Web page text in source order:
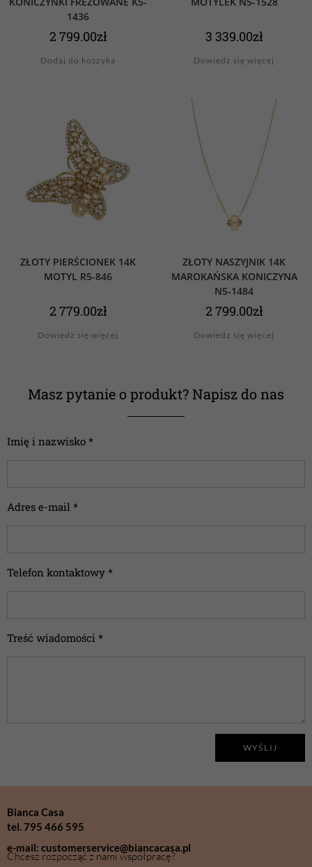
1436
2 799.00zł
Dodaj do koszyka
3 339.00zł
Dowiedz się więcej
ZŁOTY PIERŚCIONEK 14K
MOTYL R5-846
2 779.00zł
Dowiedz się więcej
ZŁOTY NASZYJNIK 14K
MAROKAŃSKA KONICZYNA
N5-1484
2 799.00zł
Dowiedz się więcej
Masz pytanie o produkt? Napisz do nas
Imię i nazwisko *
Adres e-mail *
Telefon kontaktowy *
Treść wiadomości *
WYŚLIJ
Bianca Casa
tel. 795 466 595
e-mail: customerservice@biancacasa.pl
Chcesz rozpocząć z nami współpracę?